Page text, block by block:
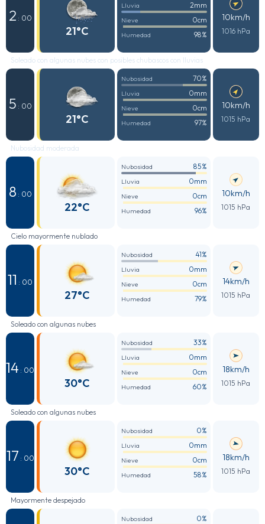
2 : 00
21°C
Lluvia 2mm
Nieve 0cm
Humedad 98%
10km/h
1016 hPa
Soleado con algunas nubes con posibles chubascos con lluvias
5 : 00
21°C
Nubosidad 70%
Lluvia 0mm
Nieve 0cm
Humedad 97%
10km/h
1015 hPa
Nubosidad moderada
8 : 00
22°C
Nubosidad 85%
Lluvia 0mm
Nieve 0cm
Humedad 96%
10km/h
1015 hPa
Cielo mayormente nublado
11 : 00
27°C
Nubosidad 41%
Lluvia 0mm
Nieve 0cm
Humedad 79%
14km/h
1015 hPa
Soleado con algunas nubes
14 : 00
30°C
Nubosidad 33%
Lluvia 0mm
Nieve 0cm
Humedad 60%
18km/h
1015 hPa
Soleado con algunas nubes
17 : 00
30°C
Nubosidad 0%
Lluvia 0mm
Nieve 0cm
Humedad 58%
18km/h
1015 hPa
Mayormente despejado
Nubosidad 0%